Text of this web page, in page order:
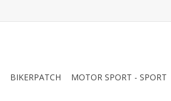
BIKERPATCH MOTOR SPORT - SPORT